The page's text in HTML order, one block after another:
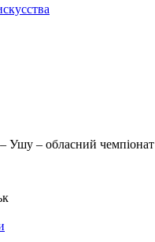
Ушу – обласний чемпіонат